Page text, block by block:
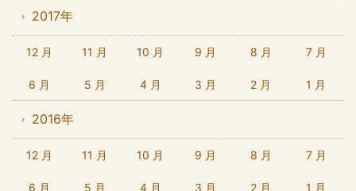
2017年
12 月 11 月 10 月 9 月 8 月 7 月
6 月 5 月 4 月 3 月 2 月 1 月
2016年
12 月 11 月 10 月 9 月 8 月 7 月
6 月 5 月 4 月 3 月 2 月 1 月